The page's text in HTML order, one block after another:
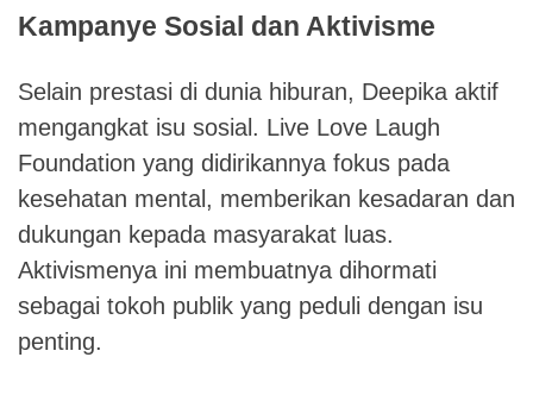
Kampanye Sosial dan Aktivisme
Selain prestasi di dunia hiburan, Deepika aktif
mengangkat isu sosial. Live Love Laugh
Foundation yang didirikannya fokus pada
kesehatan mental, memberikan kesadaran dan
dukungan kepada masyarakat luas.
Aktivismenya ini membuatnya dihormati
sebagai tokoh publik yang peduli dengan isu
penting.